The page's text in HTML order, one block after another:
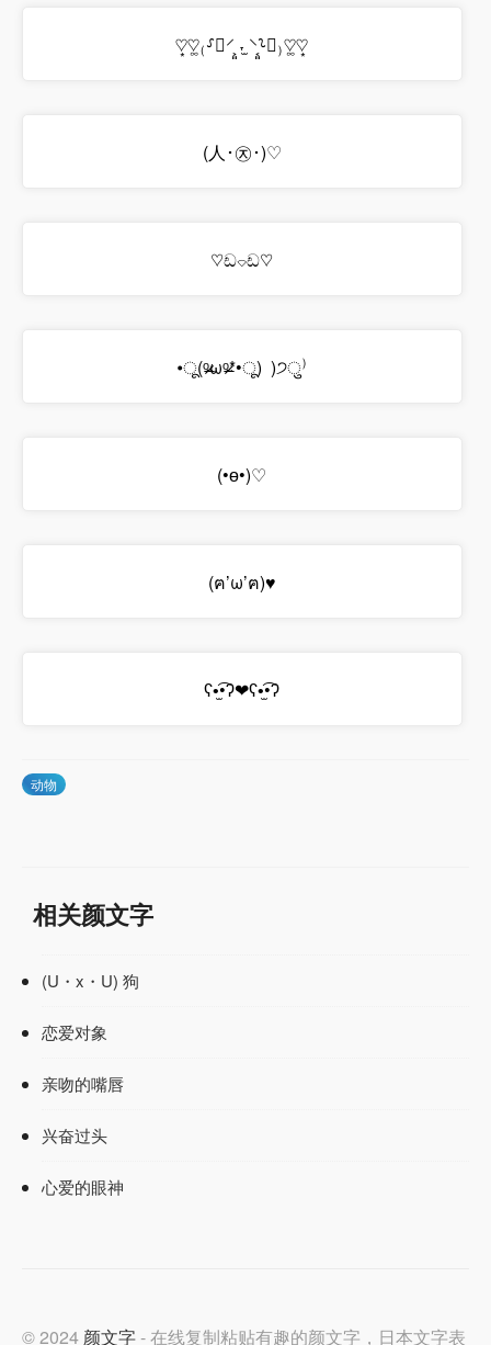
♡͙♡͚₍⸉ॢ⸍͕͈ ˕̫ ⸌͔͈⸊ॢ₎♡͚♡͙
(人･㉨･)♡
♡ඩ⌔ඩ♡
•ू(ᵒ̴̶̷ωᵒ̴̶̷*•ू) ​ )੭ु⁾
(•ө•)♡
(ฅ’ω’ฅ)​♥
ʕ•̫͡•ʔ❤ʕ•̫͡•ʔ
动物
相关颜文字
(U・x・U) 狗
恋爱对象
亲吻的嘴唇
兴奋过头
心爱的眼神
© 2024 颜文字- 在线复制粘贴有趣的颜文字，日本文字表